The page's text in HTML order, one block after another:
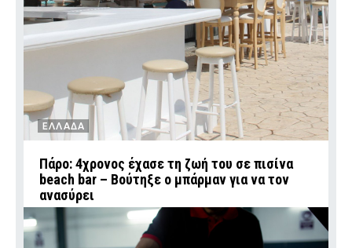
ΕΛΛΑΔΑ
Πάρο: 4χρονος έχασε τη ζωή του σε πισίνα
beach bar – Βούτηξε ο μπάρμαν για να τον
ανασύρει